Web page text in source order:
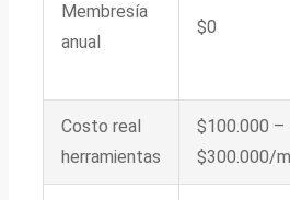
Membresía
anual
$0
Costo real
herramientas
$100.000 –
$300.000/